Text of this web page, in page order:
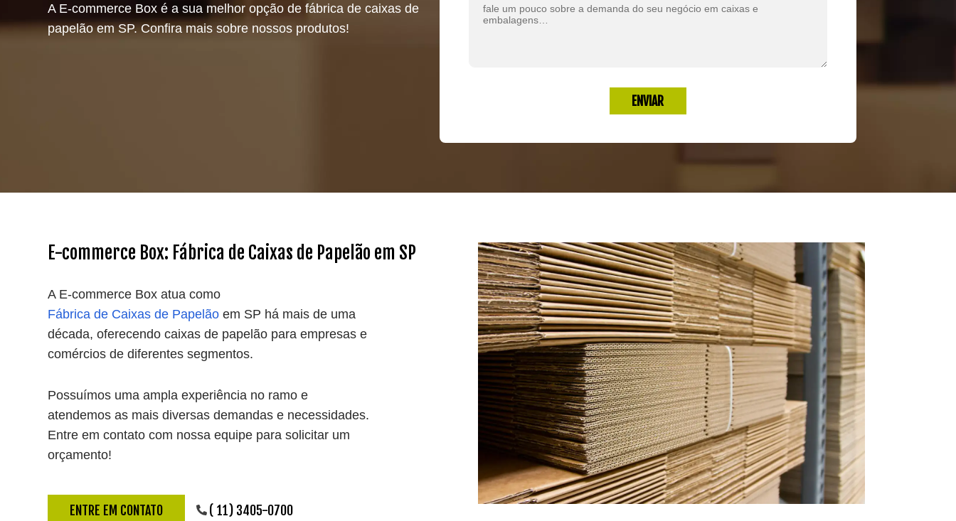
A E-commerce Box é a sua melhor opção de fábrica de caixas de
papelão em SP. Confira mais sobre nossos produtos!
E-commerce Box: Fábrica de Caixas de Papelão em SP
A E-commerce Box atua como
Fábrica de Caixas de Papelão em SP há mais de uma
década, oferecendo caixas de papelão para empresas e
comércios de diferentes segmentos.
Possuímos uma ampla experiência no ramo e
atendemos as mais diversas demandas e necessidades.
Entre em contato com nossa equipe para solicitar um
orçamento!
ENTRE EM CONTATO ( 11) 3405-0700